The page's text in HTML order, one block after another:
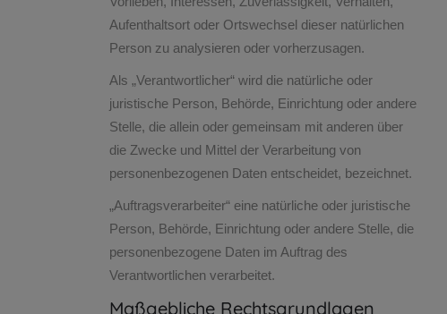
Aufenthaltsort oder Ortswechsel dieser natürlichen
Person zu analysieren oder vorherzusagen.
Als „Verantwortlicher“ wird die natürliche oder
juristische Person, Behörde, Einrichtung oder andere
Stelle, die allein oder gemeinsam mit anderen über
die Zwecke und Mittel der Verarbeitung von
personenbezogenen Daten entscheidet, bezeichnet.
„Auftragsverarbeiter“ eine natürliche oder juristische
Person, Behörde, Einrichtung oder andere Stelle, die
personenbezogene Daten im Auftrag des
Verantwortlichen verarbeitet.
Maßgebliche Rechtsgrundlagen